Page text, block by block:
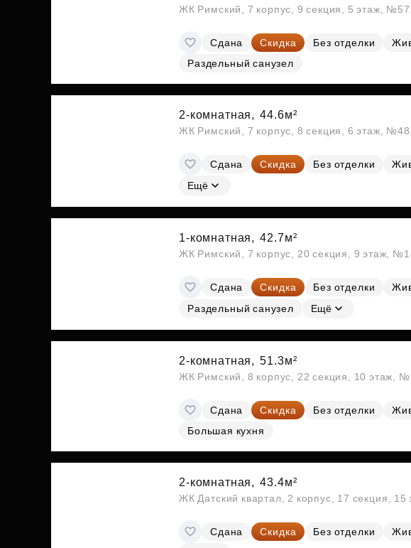
ЖК Римский, 7 корпус, 9 секция, 5 этаж,
Сдана Скидка Без отделки
Раздельный санузел
2-комнатная, 44.6м²
ЖК Римский, 7 корпус, 8 секция, 6 этаж,
Сдана Скидка Без отделки
Ещё
1-комнатная, 42.7м²
ЖК Римский, 7 корпус, 20 секция, 9 этаж,
Сдана Скидка Без отделки
Раздельный санузел
Ещё
2-комнатная, 51.3м²
ЖК Римский, 8 корпус, 22 секция, 10 этаж,
Сдана Скидка Без отделки
Большая кухня
2-комнатная, 43.4м²
ЖК Датский квартал, 2 корпус, 17 секция,
Сдана Скидка Без отделки